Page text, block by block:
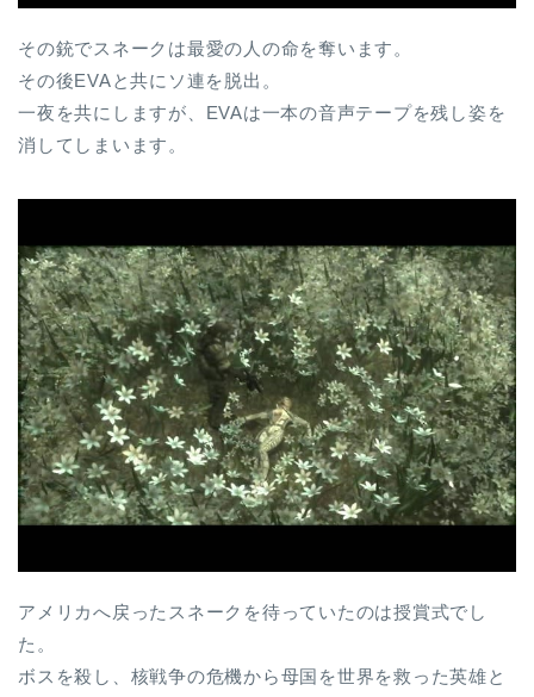
その銃でスネークは最愛の人の命を奪います。
その後EVAと共にソ連を脱出。
一夜を共にしますが、EVAは一本の音声テープを残し姿を
消してしまいます。
アメリカへ戻ったスネークを待っていたのは授賞式でし
た。
ボスを殺し、核戦争の危機から母国を世界を救った英雄と